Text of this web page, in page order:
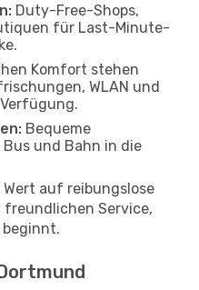
Duty-Free-Shops,
für Last-Minute-
Komfort stehen
WLAN und
Bequeme
und Bahn in die
auf reibungslose
Service,
beginnt.